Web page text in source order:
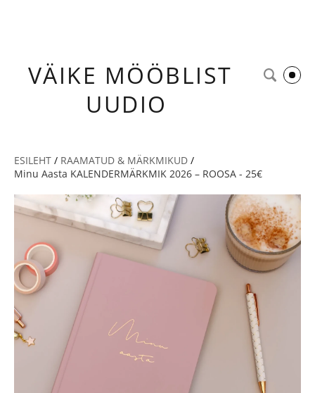
VÄIKE MÖÖBLIST
UUDIO
ESILEHT / RAAMATUD & MÄRKMIKUD /
Minu Aasta KALENDERMÄRKMIK 2026 – ROOSA - 25€